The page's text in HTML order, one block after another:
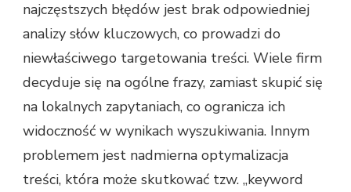
najczęstszych błędów jest brak odpowiedniej
analizy słów kluczowych, co prowadzi do
niewłaściwego targetowania treści. Wiele firm
decyduje się na ogólne frazy, zamiast skupić się
na lokalnych zapytaniach, co ogranicza ich
widoczność w wynikach wyszukiwania. Innym
problemem jest nadmierna optymalizacja
treści, która może skutkować tzw. „keyword